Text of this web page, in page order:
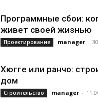
Программные сбои:
живет своей жизнью
Проектирование manager -
Хюгге или ранчо:
дом
Строительство manager -